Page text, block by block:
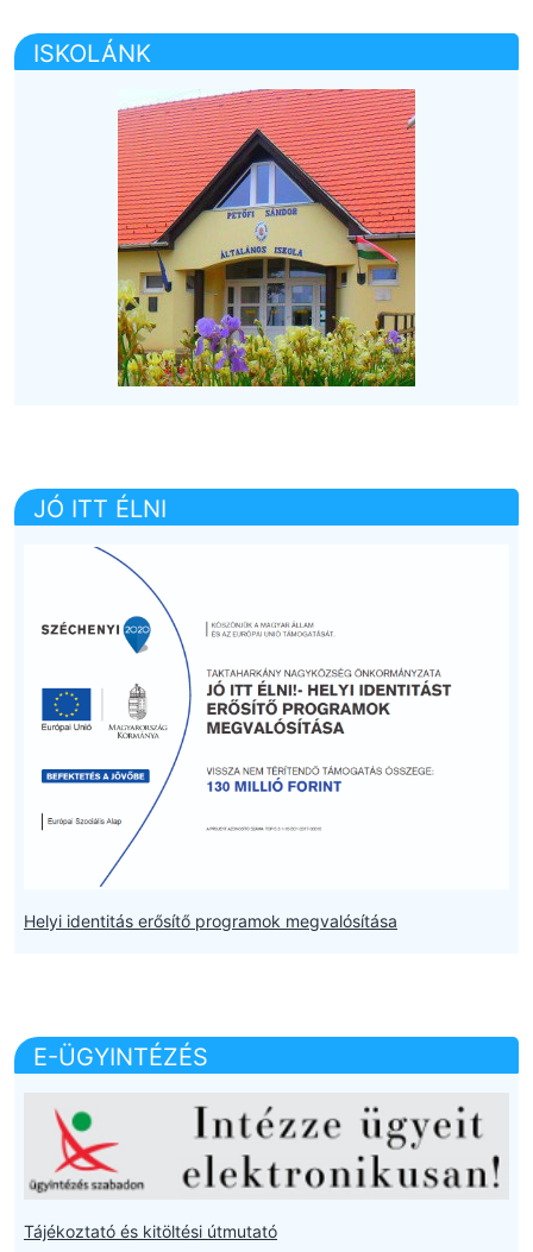
ISKOLÁNK
JÓ ITT ÉLNI
Helyi identitás erősítő programok megvalósítása
E-ÜGYINTÉZÉS
Tájékoztató és kitöltési útmutató